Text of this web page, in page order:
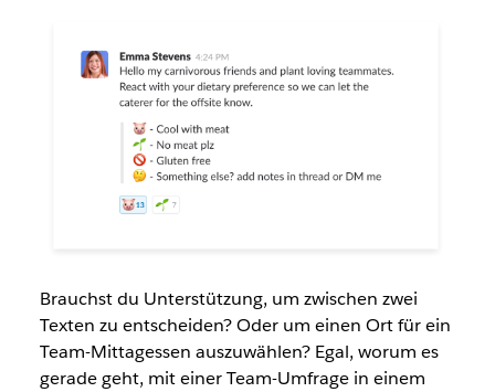
Brauchst du Unterstützung, um zwischen zwei
Texten zu entscheiden? Oder um einen Ort für ein
Team-Mittagessen auszuwählen? Egal, worum es
gerade geht, mit einer Team-Umfrage in einem